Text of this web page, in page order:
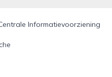
Informatievoorziening